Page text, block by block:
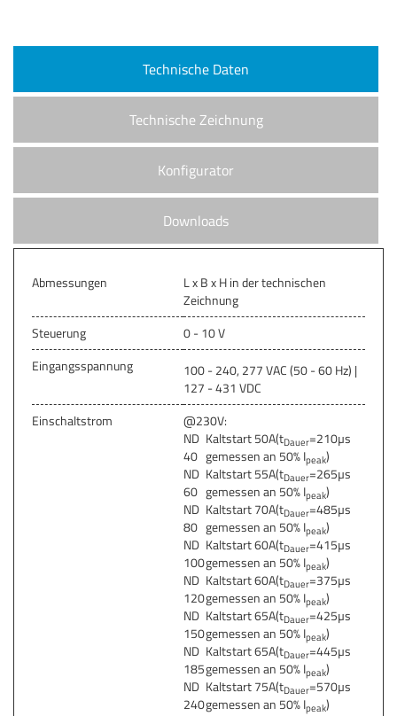
Technische Daten
Technische Zeichnung
Konfigurator
Downloads
Abmessungen
L x B x H in der technischen
Zeichnung
Steuerung
0 - 10 V
Eingangsspannung
100 - 240, 277 VAC (50 - 60 Hz) |
127 - 431 VDC
Einschaltstrom
@230V:
ND
40
Kaltstart 50A(tDauer=210µs
gemessen an 50% Ipeak)
ND
60
Kaltstart 55A(tDauer=265µs
gemessen an 50% Ipeak)
ND
80
Kaltstart 70A(tDauer=485µs
gemessen an 50% Ipeak)
ND
100
Kaltstart 60A(tDauer=415µs
gemessen an 50% Ipeak)
ND
120
Kaltstart 60A(tDauer=375µs
gemessen an 50% Ipeak)
ND
150
Kaltstart 65A(tDauer=425µs
gemessen an 50% Ipeak)
ND
185
Kaltstart 65A(tDauer=445µs
gemessen an 50% Ipeak)
ND
240
Kaltstart 75A(tDauer=570µs
gemessen an 50% Ipeak)